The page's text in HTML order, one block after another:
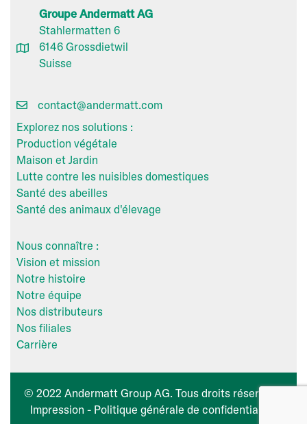
Groupe Andermatt AG
Stahlermatten 6
6146 Grossdietwil
Suisse
contact@andermatt.com
Explorez nos solutions :
Production végétale
Maison et Jardin
Lutte contre les nuisibles domestiques
Santé des abeilles
Santé des animaux d'élevage
Nous connaître :
Vision et mission
Notre histoire
Notre équipe
Nos distributeurs
Nos filiales
Carrière
© 2022 Andermatt Group AG. Tous droits réservés -
Impression - Politique générale de confidentialité